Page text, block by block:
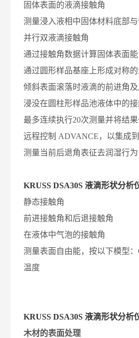
固体表面的液滴接触角
测量浸入液相中固体材料底部
并行双液滴接触角
通过接触角数据计算固体表面能
通过圆形样品基座上形成对称
倾斜表面滚落时液滴的前进角及
浸没在圆柱形样品池液体中的
最多连续执行20次测量并将结
远程控制 ADVANCE，以集成
测量当前后退角表征去润湿行为
KRUSS DSA30S 液滴形状分析
静态接触角
前进接触角和后退接触角
在液体中气泡的接触角
测量表面自由能，按以下模型：
温度
KRUSS DSA30S 液滴形状分析
木材的表面处理